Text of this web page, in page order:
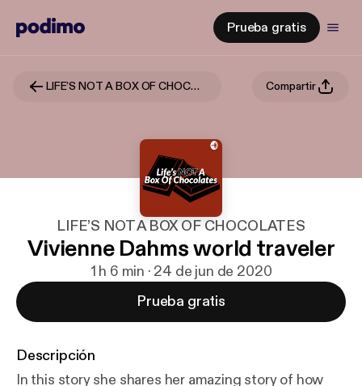
Prueba gratis
LIFE’S NOT A BOX OF CHOCOLATES Compartir
LIFE’S NOT A BOX OF CHOCOLATES
Vivienne Dahms world traveler
1 h 6 min · 24 de jun de 2020
Prueba gratis
Descripción
In this story she shares her amazing story of how